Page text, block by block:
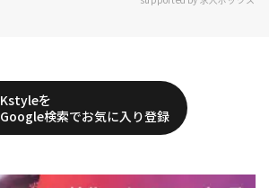
Kstyleを
Google検索でお気に入り登録